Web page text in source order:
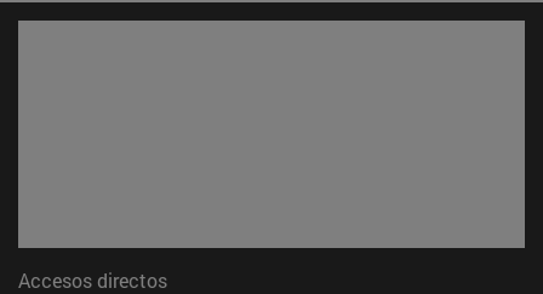
Accesos directos